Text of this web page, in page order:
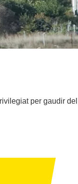
per gaudir